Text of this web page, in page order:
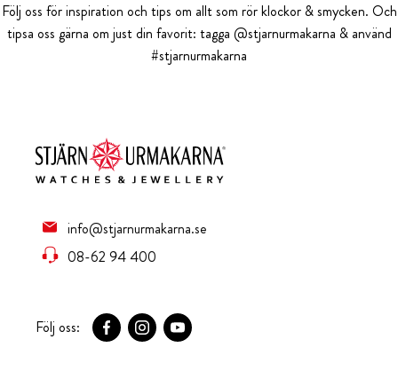
Följ oss för inspiration och tips om allt som rör klockor & smycken. Och
tipsa oss gärna om just din favorit: tagga @stjarnurmakarna & använd
#stjarnurmakarna
info@stjarnurmakarna.se
08-62 94 400
Följ oss: